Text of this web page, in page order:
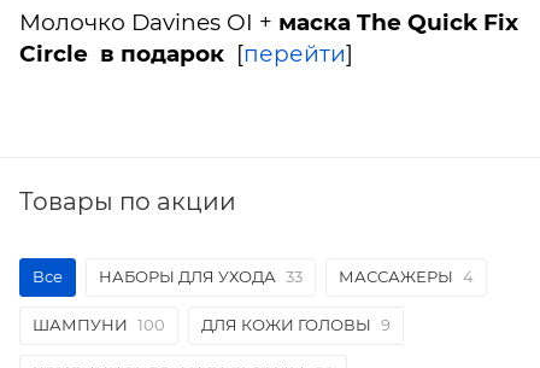
Молочко Davines OI + маска The Quick Fix
Circle в подарок [перейти]
Товары по акции
Все НАБОРЫ ДЛЯ УХОДА 33 МАССАЖЕРЫ 4
ШАМПУНИ 100 ДЛЯ КОЖИ ГОЛОВЫ 9